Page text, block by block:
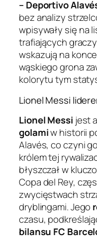
– Deportivo
bez analizy
wpisywały się na
trafiających
wskazują na
wąskiego grona
kolorytu tym
Lionel Messi
Lionel Messi jest
golamiw historii
Alavés, co czyni
królem tej
błyszczał w
Copa del Rey,
zwycięstwach
dryblingami. Jego
czasu,
bilansu FC